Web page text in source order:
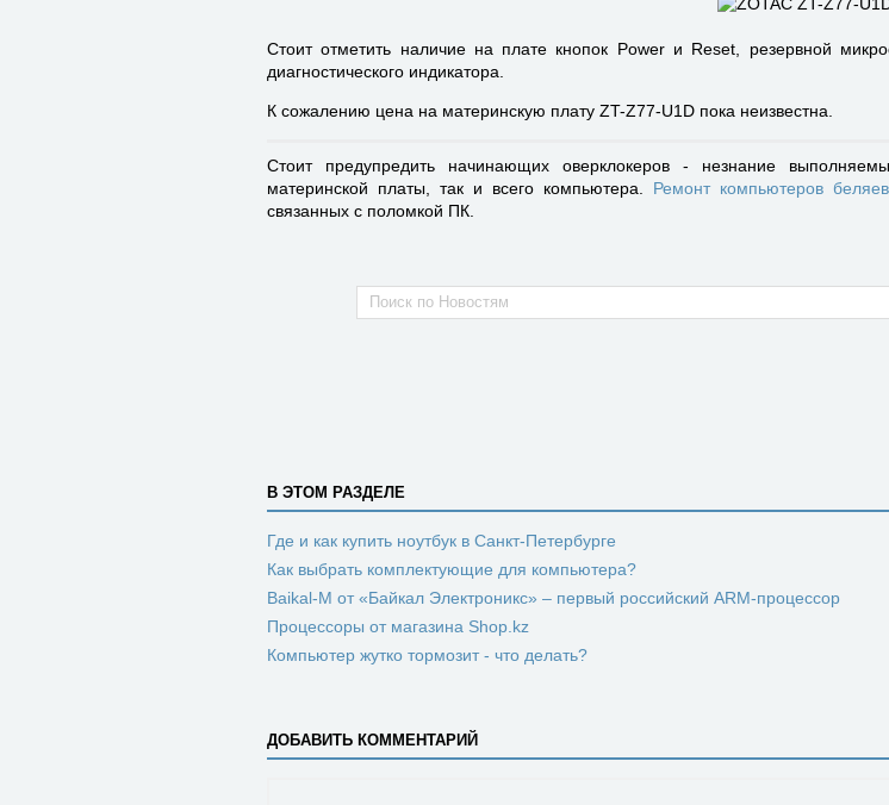
Стоит отметить наличие на плате кнопок Power и Reset, резервной
диагностического индикатора.
К сожалению цена на материнскую плату ZT-Z77-U1D пока неизвестна.
Стоит предупредить начинающих оверклокеров - незнание
материнской платы, так и всего компьютера. Ремонт компьютеров
связанных с поломкой ПК.
В ЭТОМ РАЗДЕЛЕ
Где и как купить ноутбук в Санкт-Петербурге
Как выбрать комплектующие для компьютера?
Baikal-M от «Байкал Электроникс» – первый российский ARM-процессор
Процессоры от магазина Shop.kz
Компьютер жутко тормозит - что делать?
ДОБАВИТЬ КОММЕНТАРИЙ